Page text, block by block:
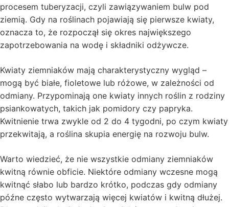
procesem tuberyzacji, czyli zawiązywaniem bulw pod
ziemią. Gdy na roślinach pojawiają się pierwsze kwiaty,
oznacza to, że rozpoczął się okres największego
zapotrzebowania na wodę i składniki odżywcze.
Kwiaty ziemniaków mają charakterystyczny wygląd –
mogą być białe, fioletowe lub różowe, w zależności od
odmiany. Przypominają one kwiaty innych roślin z rodziny
psiankowatych, takich jak pomidory czy papryka.
Kwitnienie trwa zwykle od 2 do 4 tygodni, po czym kwiaty
przekwitają, a roślina skupia energię na rozwoju bulw.
Warto wiedzieć, że nie wszystkie odmiany ziemniaków
kwitną równie obficie. Niektóre odmiany wczesne mogą
kwitnąć słabo lub bardzo krótko, podczas gdy odmiany
późne często wytwarzają więcej kwiatów i kwitną dłużej.